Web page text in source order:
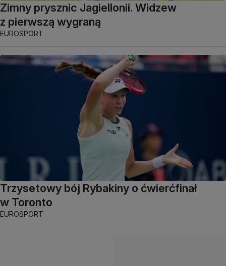
Zimny prysznic Jagiellonii. Widzew
z pierwszą wygraną
EUROSPORT
Trzysetowy bój Rybakiny o ćwierćfinał
w Toronto
EUROSPORT